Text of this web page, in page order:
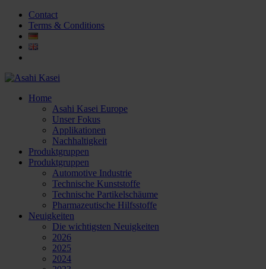
Contact
Terms & Conditions
Home
Asahi Kasei Europe
Unser Fokus
Applikationen
Nachhaltigkeit
Produktgruppen
Produktgruppen
Automotive Industrie
Technische Kunststoffe
Technische Partikelschäume
Pharmazeutische Hilfsstoffe
Neuigkeiten
Die wichtigsten Neuigkeiten
2026
2025
2024